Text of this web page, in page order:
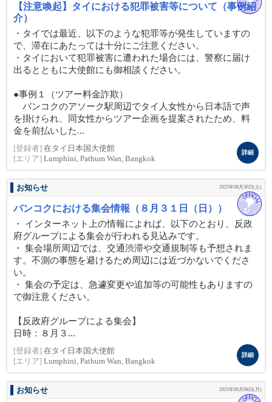
【注意喚起】タイにおける犯罪被害等について（事例紹
介）
・タイでは最近、以下のような犯罪等が発生していますの
で、滞在にあたっては十分にご注意ください。
・タイにおいて犯罪被害に遭われた場合には、警察に届け
出るとともに大使館にも御相談ください。
●事例１（ツアー料金詐欺）
バンコクのアソーク駅周辺でタイ人女性から日本語で声
を掛けられ、同女性からツアー企画を提案されたため、料
金を前払いした...
[登録者] 在タイ日本国大使館
[エリア] Lumphini, Pathum Wan, Bangkok
詳細
お知らせ 2025年08月30日(土)
バンコクにおける集会情報（８月３１日（日））
・ インターネット上の情報によれば、以下のとおり、反政
府グループによる集会が行われる見込みです。
・ 集会場所周辺では、交通渋滞や交通規制等も予想されま
す。不測の事態を避けるため周辺には近づかないでくださ
い。
・ 集会の予定は、急遽変更や追加等の可能性もありますの
で御注意ください。
【反政府グループによる集会】
日時：８月３...
[登録者] 在タイ日本国大使館
[エリア] Lumphini, Pathum Wan, Bangkok
詳細
お知らせ 2025年09月08日(月)